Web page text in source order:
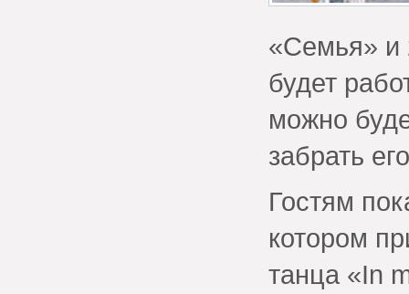
«Семья» и
будет
можно
забрать
Гостям
котором
танца «In